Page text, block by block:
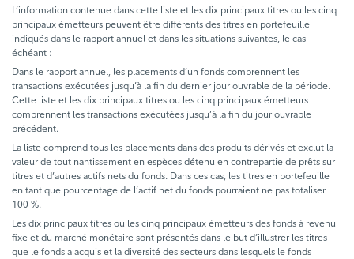
L’information contenue dans cette liste et les dix principaux titres ou les cinq
principaux émetteurs peuvent être différents des titres en portefeuille
indiqués dans le rapport annuel et dans les situations suivantes, le cas
échéant :
Dans le rapport annuel, les placements d’un fonds comprennent les
transactions exécutées jusqu’à la fin du dernier jour ouvrable de la période.
Cette liste et les dix principaux titres ou les cinq principaux émetteurs
comprennent les transactions exécutées jusqu’à la fin du jour ouvrable
précédent.
La liste comprend tous les placements dans des produits dérivés et exclut la
valeur de tout nantissement en espèces détenu en contrepartie de prêts sur
titres et d’autres actifs nets du fonds. Dans ces cas, les titres en portefeuille
en tant que pourcentage de l’actif net du fonds pourraient ne pas totaliser
100 %.
Les dix principaux titres ou les cinq principaux émetteurs des fonds à revenu
fixe et du marché monétaire sont présentés dans le but d’illustrer les titres
que le fonds a acquis et la diversité des secteurs dans lesquels le fonds